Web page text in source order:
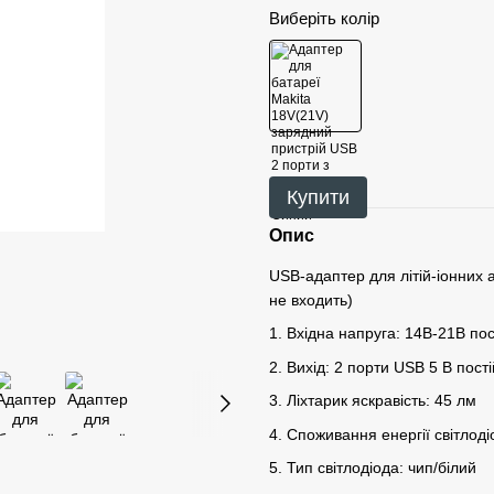
Виберіть колір
Купити
Опис
USB-адаптер для літій-
не входить)
1. Вхідна напруга: 14B-21В
2. Вихід: 2 порти USB 5 В
3. Ліхтарик яскравість: 45 лм
4. Споживання енергії
5. Тип світлодіода: чип/білий